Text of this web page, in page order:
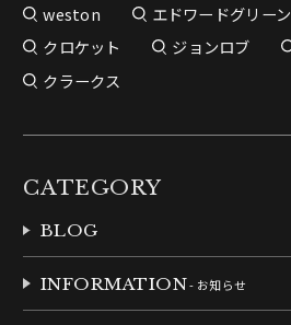
weston
エドワードグリーン
クロケット
ジョンロブ
クラークス
CATEGORY
BLOG
INFORMATION- お知らせ